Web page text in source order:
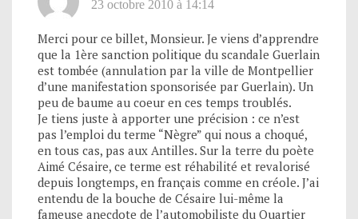
23 octobre 2010 à 14:14
Merci pour ce billet, Monsieur. Je viens d’apprendre
que la 1ère sanction politique du scandale Guerlain
est tombée (annulation par la ville de Montpellier
d’une manifestation sponsorisée par Guerlain). Un
peu de baume au coeur en ces temps troublés.
Je tiens juste à apporter une précision : ce n’est
pas l’emploi du terme “Nègre” qui nous a choqué,
en tous cas, pas aux Antilles. Sur la terre du poète
Aimé Césaire, ce terme est réhabilité et revalorisé
depuis longtemps, en français comme en créole. J’ai
entendu de la bouche de Césaire lui-même la
fameuse anecdote de l’automobiliste du Quartier